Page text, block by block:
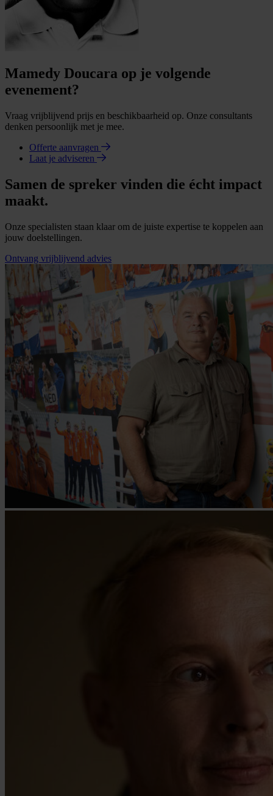
Mamedy Doucara op je volgende
evenement?
Vraag vrijblijvend prijs en beschikbaarheid op. Onze consultants
denken persoonlijk met je mee.
Offerte aanvragen
Laat je adviseren
Samen de spreker vinden die écht impact
maakt.
Onze specialisten staan klaar om de juiste expertise te koppelen aan
jouw doelstellingen.
Ontvang vrijblijvend advies